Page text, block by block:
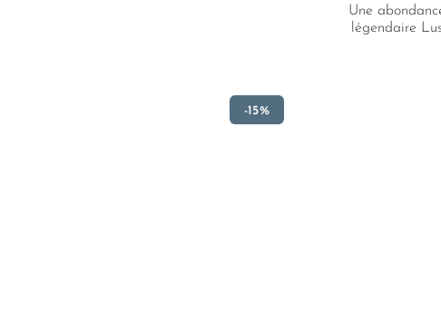
Une
légendaire
-15%